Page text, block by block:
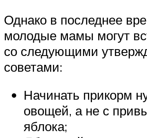
Однако в последнее
молодые мамы могут
со следующими
советами:
Начинать прикорм
овощей, а не с
яблока;